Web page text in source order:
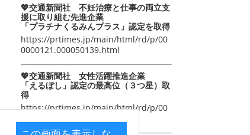
💖交通新聞社 不妊治療と仕事の両立支
援に取り組む先進企業
「プラチナくるみんプラス」認定を取得
https://prtimes.jp/main/html/rd/p/00
0000121.000050139.html
💖交通新聞社 女性活躍推進企業
「えるぼし」認定の最高位（３つ星）取
得
https://prtimes.jp/main/html/rd/p/00